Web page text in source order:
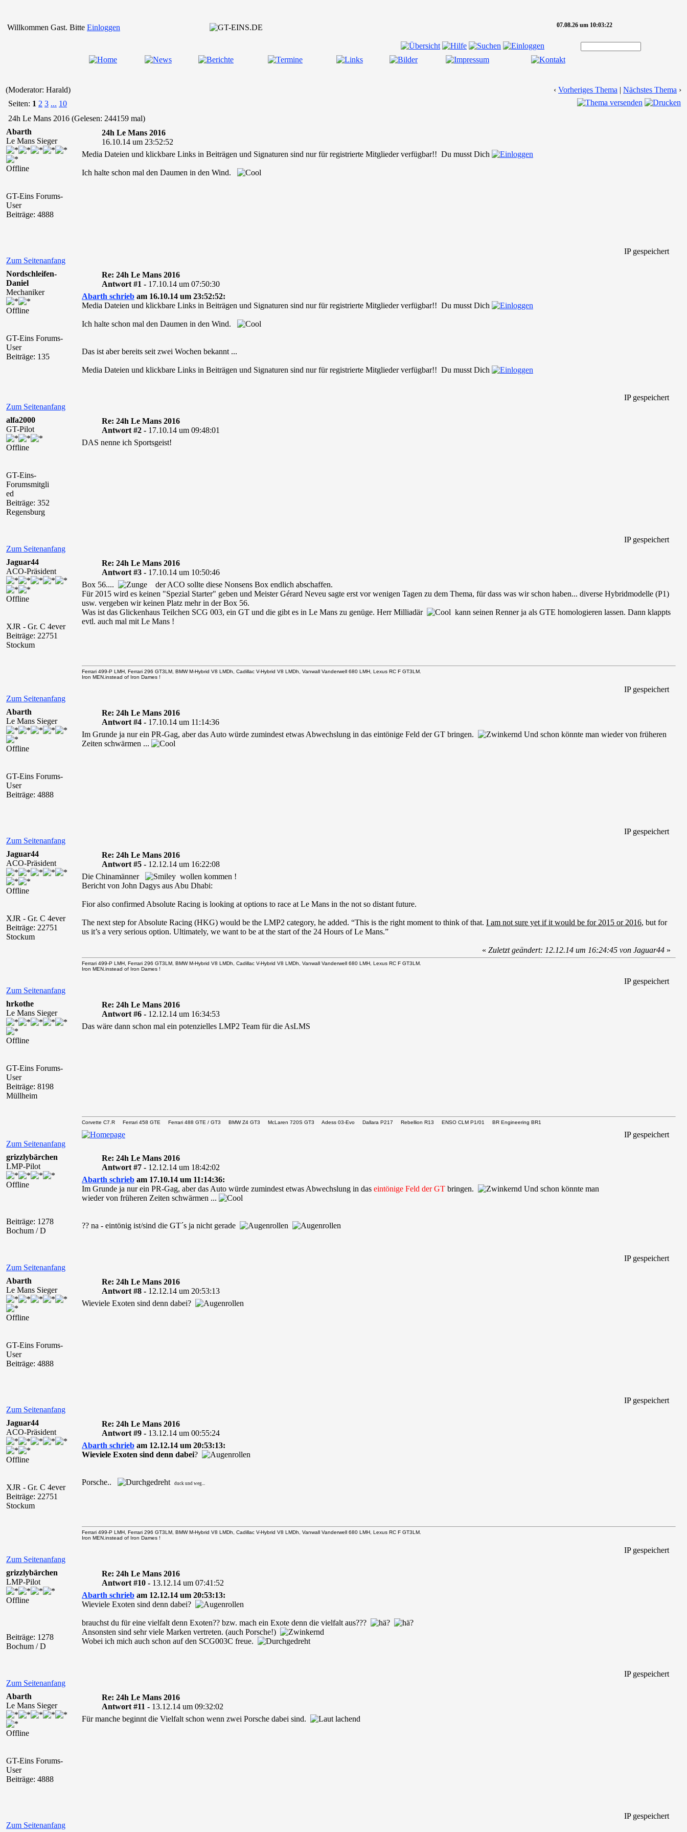
Willkommen Gast. Bitte Einloggen 07.08.26 um 10:03:22
(Moderator: Harald) ‹ Vorheriges Thema | Nächstes Thema ›
Seiten: 1 2 3 ... 10
24h Le Mans 2016 (Gelesen: 244159 mal)
Abarth
Le Mans Sieger
Offline
GT-Eins Forums-
User
Beiträge: 4888
24h Le Mans 2016
16.10.14 um 23:52:52
Media Dateien und klickbare Links in Beiträgen und Signaturen sind nur für registrierte Mitglieder verfügbar!! Du musst Dich
Ich halte schon mal den Daumen in den Wind.
Zum Seitenanfang
IP gespeichert
Nordschleifen-
Daniel
Mechaniker
Offline
GT-Eins Forums-
User
Beiträge: 135
Re: 24h Le Mans 2016
Antwort #1 - 17.10.14 um 07:50:30
Abarth schrieb am 16.10.14 um 23:52:52:
Media Dateien und klickbare Links in Beiträgen und Signaturen sind nur für registrierte Mitglieder verfügbar!! Du musst Dich
Ich halte schon mal den Daumen in den Wind.
Das ist aber bereits seit zwei Wochen bekannt ...
Media Dateien und klickbare Links in Beiträgen und Signaturen sind nur für registrierte Mitglieder verfügbar!! Du musst Dich
Zum Seitenanfang
IP gespeichert
alfa2000
GT-Pilot
Offline
GT-Eins-
Forumsmitgli
ed
Beiträge: 352
Regensburg
Re: 24h Le Mans 2016
Antwort #2 - 17.10.14 um 09:48:01
DAS nenne ich Sportsgeist!
Zum Seitenanfang
IP gespeichert
Jaguar44
ACO-Präsident
Offline
XJR - Gr. C 4ever
Beiträge: 22751
Stockum
Re: 24h Le Mans 2016
Antwort #3 - 17.10.14 um 10:50:46
Box 56....
der ACO sollte diese Nonsens Box endlich abschaffen.
Für 2015 wird es keinen "Spezial Starter" geben und Meister Gérard Neveu sagte erst vor wenigen Tagen zu dem Thema, für dass was wir schon haben... diverse Hybridmodelle (P1)
usw. vergeben wir keinen Platz mehr in der Box 56.
Was ist das Glickenhaus Teilchen SCG 003, ein GT und die gibt es in Le Mans zu genüge. Herr Milliadär
kann seinen Renner ja als GTE homologieren lassen. Dann klappts
evtl. auch mal mit Le Mans !
Zum Seitenanfang
Ferrari 499-P LMH, Ferrari 296 GT3LM, BMW M-Hybrid V8 LMDh, Cadillac V-Hybrid V8 LMDh, Vanwall Vanderwell 680 LMH, Lexus RC F GT3LM.
Iron MEN.instead of Iron Dames !
IP gespeichert
Abarth
Le Mans Sieger
Offline
GT-Eins Forums-
User
Beiträge: 4888
Re: 24h Le Mans 2016
Antwort #4 - 17.10.14 um 11:14:36
Im Grunde ja nur ein PR-Gag, aber das Auto würde zumindest etwas Abwechslung in das eintönige Feld der GT bringen.
Und schon könnte man wieder von früheren
Zeiten schwärmen ...
Zum Seitenanfang
IP gespeichert
Jaguar44
ACO-Präsident
Offline
XJR - Gr. C 4ever
Beiträge: 22751
Stockum
Re: 24h Le Mans 2016
Antwort #5 - 12.12.14 um 16:22:08
Die Chinamänner
wollen kommen !
Bericht von John Dagys aus Abu Dhabi:
Fior also confirmed Absolute Racing is looking at options to race at Le Mans in the not so distant future.
The next step for Absolute Racing (HKG) would be the LMP2 category, he added. “This is the right moment to think of that. I am not sure yet if it would be for 2015 or 2016, but for
us it’s a very serious option. Ultimately, we want to be at the start of the 24 Hours of Le Mans.”
Zum Seitenanfang
«Zuletzt geändert: 12.12.14 um 16:24:45 von Jaguar44 »
Ferrari 499-P LMH, Ferrari 296 GT3LM, BMW M-Hybrid V8 LMDh, Cadillac V-Hybrid V8 LMDh, Vanwall Vanderwell 680 LMH, Lexus RC F GT3LM.
Iron MEN.instead of Iron Dames !
IP gespeichert
hrkothe
Le Mans Sieger
Offline
GT-Eins Forums-
User
Beiträge: 8198
Müllheim
Re: 24h Le Mans 2016
Antwort #6 - 12.12.14 um 16:34:53
Das wäre dann schon mal ein potenzielles LMP2 Team für die AsLMS
Zum Seitenanfang
Corvette C7.R Ferrari 458 GTE Ferrari 488 GTE / GT3 BMW Z4 GT3 McLaren 720S GT3 Adess 03-Evo Dallara P217 Rebellion R13 ENSO CLM P1/01 BR Engineering BR1
IP gespeichert
grizzlybärchen
LMP-Pilot
Offline
Beiträge: 1278
Bochum / D
Re: 24h Le Mans 2016
Antwort #7 - 12.12.14 um 18:42:02
Abarth schrieb am 17.10.14 um 11:14:36:
Im Grunde ja nur ein PR-Gag, aber das Auto würde zumindest etwas Abwechslung in das eintönige Feld der GT bringen.
Und schon könnte man
wieder von früheren Zeiten schwärmen ...
?? na - eintönig ist/sind die GT´s ja nicht gerade
Zum Seitenanfang
IP gespeichert
Abarth
Le Mans Sieger
Offline
GT-Eins Forums-
User
Beiträge: 4888
Re: 24h Le Mans 2016
Antwort #8 - 12.12.14 um 20:53:13
Wieviele Exoten sind denn dabei?
Zum Seitenanfang
IP gespeichert
Jaguar44
ACO-Präsident
Offline
XJR - Gr. C 4ever
Beiträge: 22751
Stockum
Re: 24h Le Mans 2016
Antwort #9 - 13.12.14 um 00:55:24
Abarth schrieb am 12.12.14 um 20:53:13:
Wieviele Exoten sind denn dabei?
Porsche.. duck und weg...
Zum Seitenanfang
Ferrari 499-P LMH, Ferrari 296 GT3LM, BMW M-Hybrid V8 LMDh, Cadillac V-Hybrid V8 LMDh, Vanwall Vanderwell 680 LMH, Lexus RC F GT3LM.
Iron MEN.instead of Iron Dames !
IP gespeichert
grizzlybärchen
LMP-Pilot
Offline
Beiträge: 1278
Bochum / D
Re: 24h Le Mans 2016
Antwort #10 - 13.12.14 um 07:41:52
Abarth schrieb am 12.12.14 um 20:53:13:
Wieviele Exoten sind denn dabei?
brauchst du für eine vielfalt denn Exoten?? bzw. mach ein Exote denn die vielfalt aus???
Ansonsten sind sehr viele Marken vertreten. (auch Porsche!)
Wobei ich mich auch schon auf den SCG003C freue.
Zum Seitenanfang
IP gespeichert
Abarth
Le Mans Sieger
Offline
GT-Eins Forums-
User
Beiträge: 4888
Re: 24h Le Mans 2016
Antwort #11 - 13.12.14 um 09:32:02
Für manche beginnt die Vielfalt schon wenn zwei Porsche dabei sind.
Zum Seitenanfang
IP gespeichert